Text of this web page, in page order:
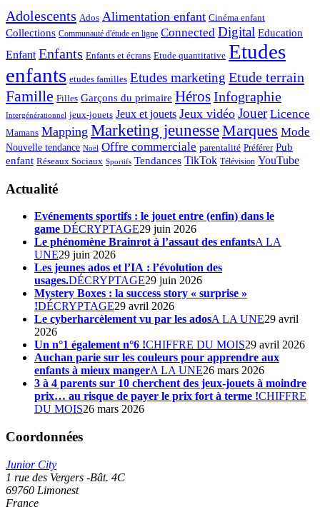
Adolescents Ados Alimentation enfant Cinéma enfant
Collections Communauté d'étude en ligne Connected Digital Education
Enfant Enfants Enfants et écrans Etude quantitative Etudes
enfants etudes familles Etudes marketing Etude terrain
Famille Filles Garçons du primaire HérosInfographie
Intergénérationnel jeux-jouets Jeux et jouets Jeux vidéo Jouer Licence
Mamans Mapping Marketing jeunesseMarques Mode
Nouvelle tendance Noël Offre commerciale parentalité Préférer Pub
enfant Réseaux Sociaux Sportifs Tendances TikTok Télévision YouTube
Actualité
Evénements sportifs : le jouet entre (enfin) dans le
game DÉCRYPTAGE29 juin 2026
Le phénomène Brainrot à l’assaut des enfantsA LA
UNE29 juin 2026
Les jeunes ados et l’IA : l’évolution des
usages.DÉCRYPTAGE29 juin 2026
Mystery Boxes : la success story « surprise »
!DÉCRYPTAGE29 avril 2026
Le cyberharcèlement vu par les adosA LA UNE29 avril
2026
Un n°1 également n°6 !CHIFFRE DU MOIS29 avril 2026
Auchan parie sur les couleurs pour apprendre aux
enfants à mieux mangerA LA UNE26 mars 2026
3 à 4 parents sur 10 cherchent des jeux-jouets à moindre
prix… au risque de payer le prix fort à terme !CHIFFRE
DU MOIS26 mars 2026
Coordonnées
Junior City
1 rue des Vergers -Bât. 4C
69760 Limonest
France